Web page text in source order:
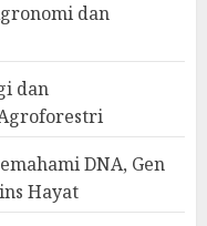
dan
dan
DNA, Gen
Hayat